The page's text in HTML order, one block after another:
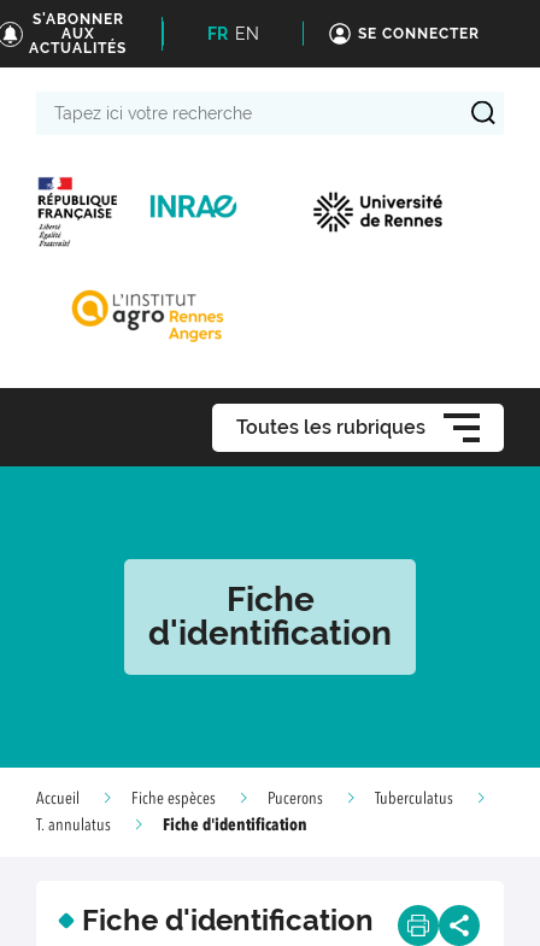
S'ABONNER
AUX
ACTUALITÉS
FR EN SE CONNECTER
Toutes les rubriques
Fiche
d'identification
Accueil Fiche espèces Pucerons
Tuberculatus
T. annulatus
Fiche d'identification
Fiche d'identification